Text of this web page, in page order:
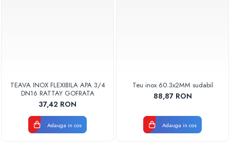
TEAVA INOX FLEXIBILA APA 3/4
DN16 RATTAY GOFRATA
37,42 RON
Adauga in cos
Teu inox 60.3x2MM sudabil
88,87 RON
Adauga in cos